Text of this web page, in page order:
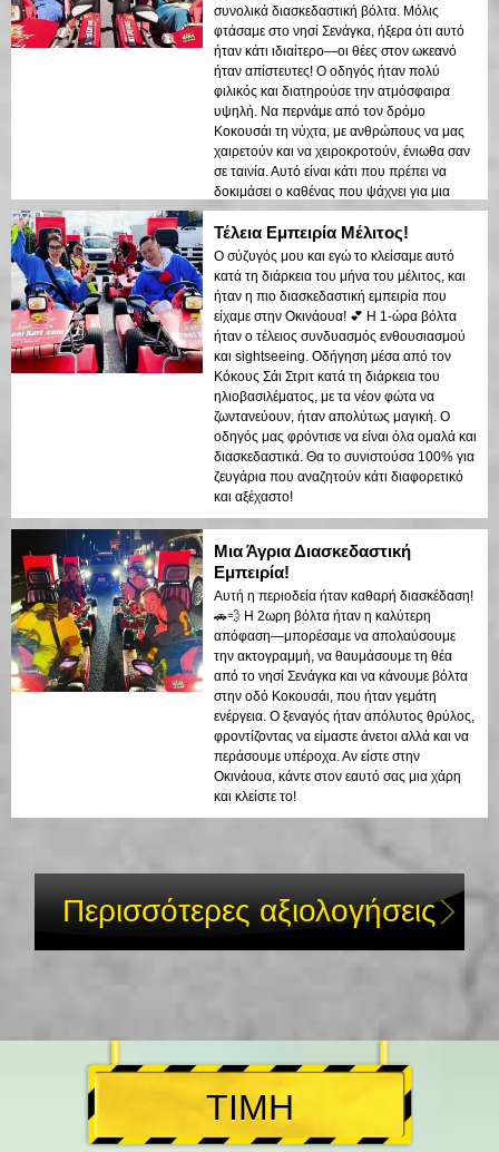
συνολικά διασκεδαστική βόλτα. Μόλις
φτάσαμε στο νησί Σενάγκα, ήξερα ότι αυτό
ήταν κάτι ιδιαίτερο—οι θέες στον ωκεανό
ήταν απίστευτες! Ο οδηγός ήταν πολύ
φιλικός και διατηρούσε την ατμόσφαιρα
υψηλή. Να περνάμε από τον δρόμο
Κοκουσάι τη νύχτα, με ανθρώπους να μας
χαιρετούν και να χειροκροτούν, ένιωθα σαν
σε ταινία. Αυτό είναι κάτι που πρέπει να
δοκιμάσει ο καθένας που ψάχνει για μια
μοναδική εμπειρία!
Τέλεια Εμπειρία Μέλιτος!
Ο σύζυγός μου και εγώ το κλείσαμε αυτό
κατά τη διάρκεια του μήνα του μέλιτος, και
ήταν η πιο διασκεδαστική εμπειρία που
είχαμε στην Οκινάουα! 💕 Η 1-ώρα βόλτα
ήταν ο τέλειος συνδυασμός ενθουσιασμού
και sightseeing. Οδήγηση μέσα από τον
Κόκους Σάι Στριτ κατά τη διάρκεια του
ηλιοβασιλέματος, με τα νέον φώτα να
ζωντανεύουν, ήταν απολύτως μαγική. Ο
οδηγός μας φρόντισε να είναι όλα ομαλά και
διασκεδαστικά. Θα το συνιστούσα 100% για
ζευγάρια που αναζητούν κάτι διαφορετικό
και αξέχαστο!
Μια Άγρια Διασκεδαστική
Εμπειρία!
Αυτή η περιοδεία ήταν καθαρή διασκέδαση!
🚗💨 Η 2ωρη βόλτα ήταν η καλύτερη
απόφαση—μπορέσαμε να απολαύσουμε
την ακτογραμμή, να θαυμάσουμε τη θέα
από το νησί Σενάγκα και να κάνουμε βόλτα
στην οδό Κοκουσάι, που ήταν γεμάτη
ενέργεια. Ο ξεναγός ήταν απόλυτος θρύλος,
φροντίζοντας να είμαστε άνετοι αλλά και να
περάσουμε υπέροχα. Αν είστε στην
Οκινάουα, κάντε στον εαυτό σας μια χάρη
και κλείστε το!
Περισσότερες αξιολογήσεις
ΤΙΜΗ